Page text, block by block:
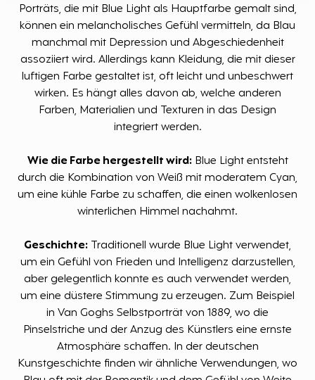
Porträts, die mit Blue Light als Hauptfarbe gemalt sind,
können ein melancholisches Gefühl vermitteln, da Blau
manchmal mit Depression und Abgeschiedenheit
assoziiert wird. Allerdings kann Kleidung, die mit dieser
luftigen Farbe gestaltet ist, oft leicht und unbeschwert
wirken. Es hängt alles davon ab, welche anderen
Farben, Materialien und Texturen in das Design
integriert werden.
Wie die Farbe hergestellt wird:Blue Light entsteht
durch die Kombination von Weiß mit moderatem Cyan,
um eine kühle Farbe zu schaffen, die einen wolkenlosen
winterlichen Himmel nachahmt.
Geschichte: Traditionell wurde Blue Light verwendet,
um ein Gefühl von Frieden und Intelligenz darzustellen,
aber gelegentlich konnte es auch verwendet werden,
um eine düstere Stimmung zu erzeugen. Zum Beispiel
in Van Goghs Selbstporträt von 1889, wo die
Pinselstriche und der Anzug des Künstlers eine ernste
Atmosphäre schaffen. In der deutschen
Kunstgeschichte finden wir ähnliche Verwendungen, wo